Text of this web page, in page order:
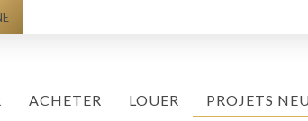
ACHETER LOUER PROJETS